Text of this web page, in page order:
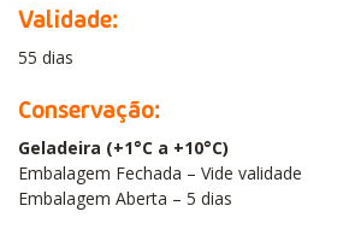
Validade:
55 dias
Conservação:
Geladeira (+1°C a +10°C)
Embalagem Fechada – Vide validade
Embalagem Aberta – 5 dias